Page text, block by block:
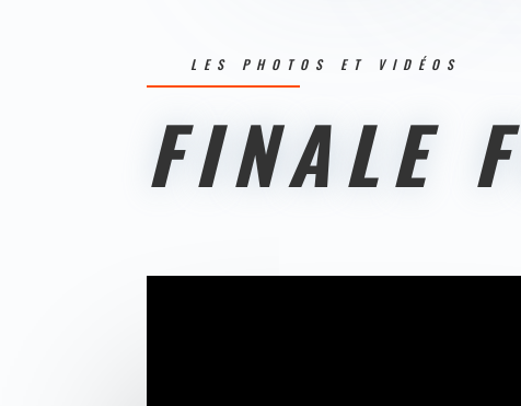
LES PHOTOS ET VIDÉOS
FINALE